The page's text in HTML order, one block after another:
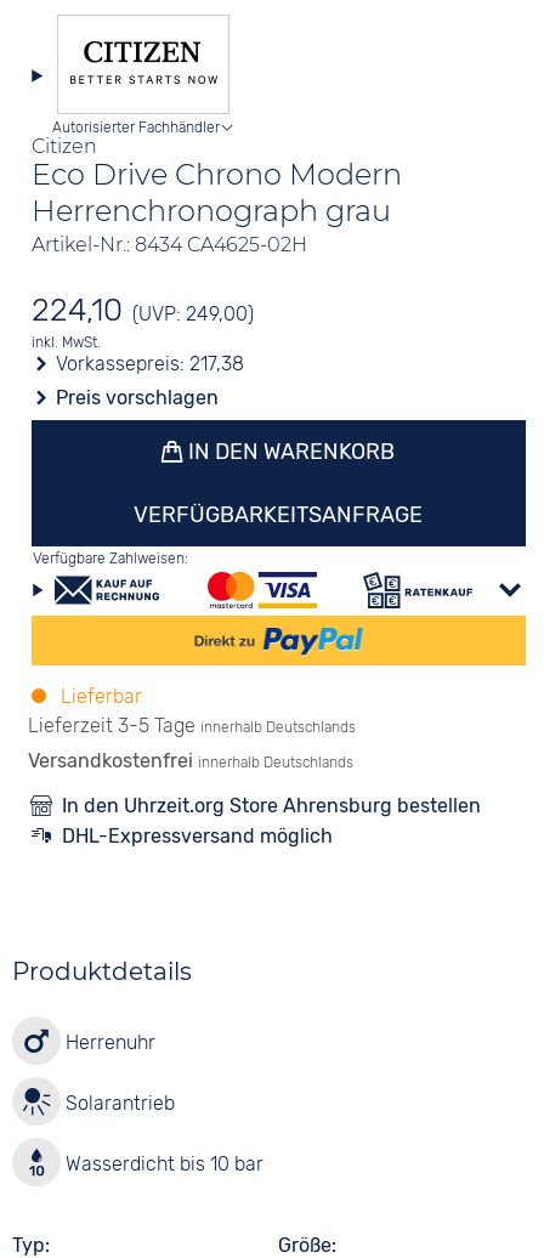
Citizen
Eco Drive Chrono Modern
Herrenchronograph grau
Artikel-Nr.: 8434 CA4625-02H
Autorisierter Fachhändler
224,10 (UVP: 249,00)
inkl. MwSt.
Vorkassepreis:217,38
Preis vorschlagen
IN DEN WARENKORB
VERFÜGBARKEITSANFRAGE
Verfügbare Zahlweisen:
Lieferbar
Lieferzeit 3-5 Tage innerhalb Deutschlands
Versandkostenfrei innerhalb Deutschlands
In den Uhrzeit.org Store Ahrensburg bestellen
DHL-Expressversand möglich
Produktdetails
Herrenuhr
Solarantrieb
Wasserdicht bis 10 bar
Typ
Größe